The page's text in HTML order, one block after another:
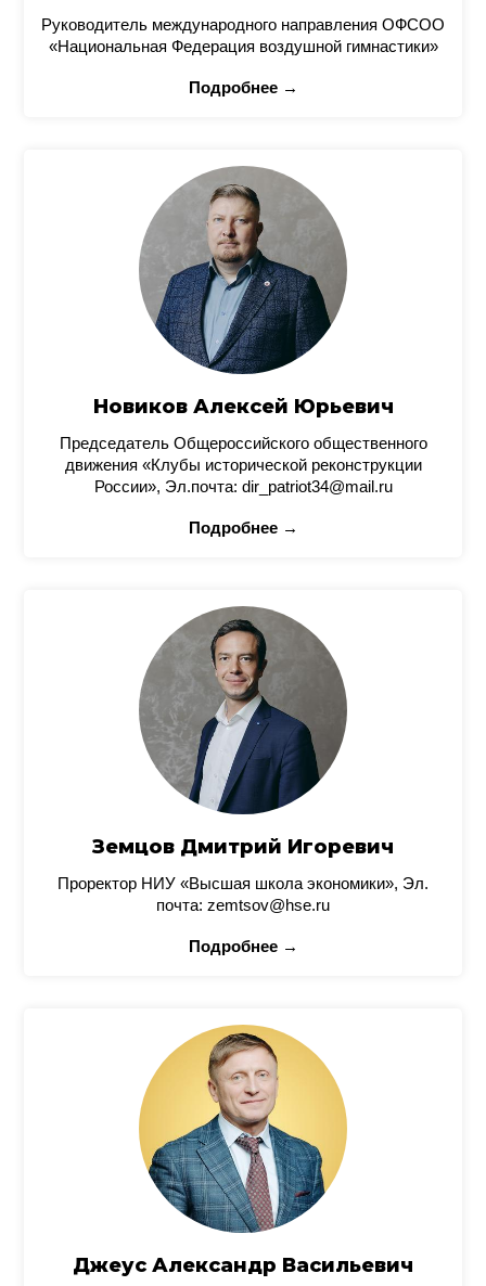
Руководитель международного направления ОФСОО
«Национальная Федерация воздушной гимнастики»
Подробнее →
Новиков Алексей Юрьевич
Председатель Общероссийского общественного
движения «Клубы исторической реконструкции
России», Эл.почта: dir_patriot34@mail.ru
Подробнее →
Земцов Дмитрий Игоревич
Проректор НИУ «Высшая школа экономики», Эл.
почта: zemtsov@hse.ru
Подробнее →
Джеус Александр Васильевич